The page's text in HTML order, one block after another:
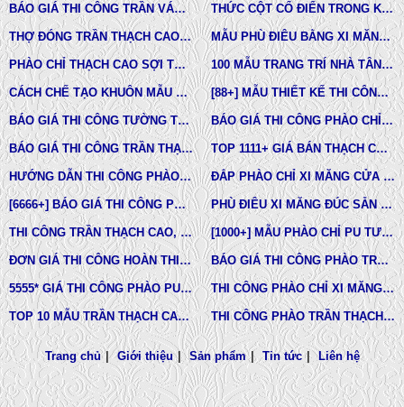
BÁO GIÁ THI CÔNG TRẦN VÁCH THẠCH CAO TRỌN GÓI THỨC CỘT CỔ ĐIỂN TRONG KIẾN TRÚC
THỢ ĐÓNG TRẦN THẠCH CAO GIÁ RẺ Ở TPHCM MẪU PHÙ ĐIÊU BẰNG XI MĂNG ĐÚC SẴN NHÀ PHỐ BIỆT THỰ LÂU ĐÀI TOÀN QUỐC
PHÀO CHỈ THẠCH CAO SỢI THỦY TINH 100 MẪU TRANG TRÍ NHÀ TÂN CỔ ĐIỂN
CÁCH CHẾ TẠO KHUÔN MẪU COMPOSITE ĐÚC BÊ TÔNG -XI MĂNG-THẠCH CAO CÁC LOẠI [88+] MẪU THIẾT KẾ THI CÔNG TRẦN THẠCH CAO TÂN CỔ ĐIỂN MỚI NHẤT
BÁO GIÁ THI CÔNG TƯỜNG THẠCH CAO, VÁCH THẠCH CAO TƯỜNG NHÀ MỚI NHẤT BÁO GIÁ THI CÔNG PHÀO CHỈ PU TÂN CỔ ĐIỂN TẠI TPHCM
BÁO GIÁ THI CÔNG TRẦN THẠCH CAO TRỌN GÓI MỚI NHẤT TOP 1111+ GIÁ BÁN THẠCH CAO PHÀO CHỈ, PHÙ ĐIÊU, ĐẦU CỘT TÂN CỔ ĐIỂN
HƯỚNG DẪN THI CÔNG PHÀO CHỈ PU, PHÀO CHỈ THẠCH CAO, PHÀO CHỈ XI MĂNG. ĐẮP PHÀO CHỈ XI MĂNG CỬA SỔ, CỬA ĐI NHÀ PHỐ, BIỆT THỰ, LÂU ĐÀI TÂN CỔ ĐIỂN
[6666+] BÁO GIÁ THI CÔNG PHÀO CHỈ NHỰA PU MỚI NHẤT PHÙ ĐIÊU XI MĂNG ĐÚC SẴN NHÀ PHỐ BIỆT THỰ TẠI LONG AN VÀ TÂY NINH
THI CÔNG TRẦN THẠCH CAO, PHÀO CHỈ, PHÙ ĐIÊU TẠI TPHCM [1000+] MẪU PHÀO CHỈ PU TƯỜNG NHÀ ĐẸP, NẸP CHỈ THẠCH CAO ỐP TƯỜNG
ĐƠN GIÁ THI CÔNG HOÀN THIỆN TRẦN THẠCH CAO TẠI TPHCM BÁO GIÁ THI CÔNG PHÀO TRẦN THẠCH CAO MỚI NHẤT
5555* GIÁ THI CÔNG PHÀO PU TƯỜNG NHÀ MỚI NHẤT THI CÔNG PHÀO CHỈ XI MĂNG NHÀ PHỐ, BIỆT THƯ, LÂU ĐÀI DINH THỰ
TOP 10 MẪU TRẦN THẠCH CAO CHUNG CƯ ĐẸP NHẤT THI CÔNG PHÀO TRẦN THẠCH CAO VĨNH TƯỜNG GIÁ RẺ
Trang chủ | Giới thiệu | Sản phẩm | Tin tức | Liên hệ